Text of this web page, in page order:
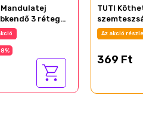
Mandulatej
3 réteg
TUTI
Az akció
369 Ft